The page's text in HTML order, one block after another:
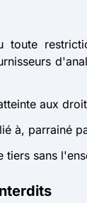
aux
à,
sans